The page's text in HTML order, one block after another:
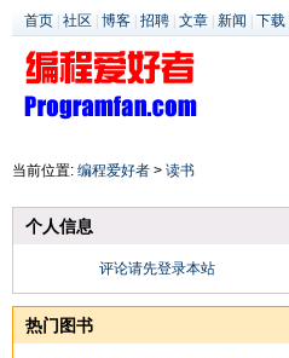
首页 社区 博客 招聘 文章 新闻 下载
当前位置: 编程爱好者 > 读书
个人信息
评论请先登录本站
热门图书